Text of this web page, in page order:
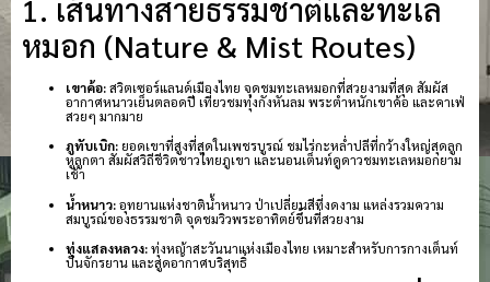
1. เส้นทางสายธรรมชาติและทะเล
หมอก (Nature & Mist Routes)
เขาค้อ:สวิตเซอร์แลนด์เมืองไทย จุดชมทะเลหมอกที่สวยงามที่สุด สัมผัส
อากาศหนาวเย็นตลอดปี เที่ยวชมทุ่งกังหันลม พระตำหนักเขาค้อ และคาเฟ่
สวยๆ มากมาย
ภูทับเบิก: ยอดเขาที่สูงที่สุดในเพชรบูรณ์ ชมไร่กะหล่ำปลีที่กว้างใหญ่สุดลูก
หูลูกตา สัมผัสวิถีชีวิตชาวไทยภูเขา และนอนเต็นท์ดูดาวชมทะเลหมอกยาม
เช้า
น้ำหนาว:อุทยานแห่งชาติน้ำหนาว ป่าเปลี่ยนสีที่งดงาม แหล่งรวมความ
สมบูรณ์ของธรรมชาติ จุดชมวิวพระอาทิตย์ขึ้นที่สวยงาม
ทุ่งแสลงหลวง:ทุ่งหญ้าสะวันนาแห่งเมืองไทย เหมาะสำหรับการกางเต็นท์
ปั่นจักรยาน และสูดอากาศบริสุทธิ์